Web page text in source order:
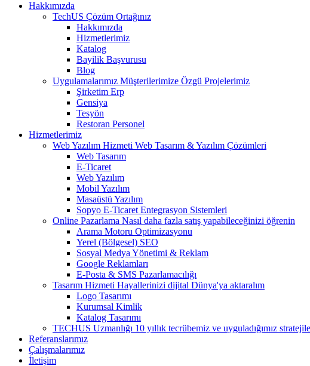
Hakkımızda
TechUS Çözüm Ortağınız
Hakkımızda
Hizmetlerimiz
Katalog
Bayilik Başvurusu
Blog
Uygulamalarımız Müşterilerimize Özgü Projelerimiz
Şirketim Erp
Gensiya
Tesyön
Restoran Personel
Hizmetlerimiz
Web Yazılım Hizmeti Web Tasarım & Yazılım Çözümleri
Web Tasarım
E-Ticaret
Web Yazılım
Mobil Yazılım
Masaüstü Yazılım
Sopyo E-Ticaret Entegrasyon Sistemleri
Online Pazarlama Nasıl daha fazla satış yapabileceğinizi öğrenin
Arama Motoru Optimizasyonu
Yerel (Bölgesel) SEO
Sosyal Medya Yönetimi & Reklam
Google Reklamları
E-Posta & SMS Pazarlamacılığı
Tasarım Hizmeti Hayallerinizi dijital Dünya'ya aktaralım
Logo Tasarımı
Kurumsal Kimlik
Katalog Tasarımı
TECHUS Uzmanlığı 10 yıllık tecrübemiz ve uyguladığımız
Referanslarımız
Çalışmalarımız
İletişim